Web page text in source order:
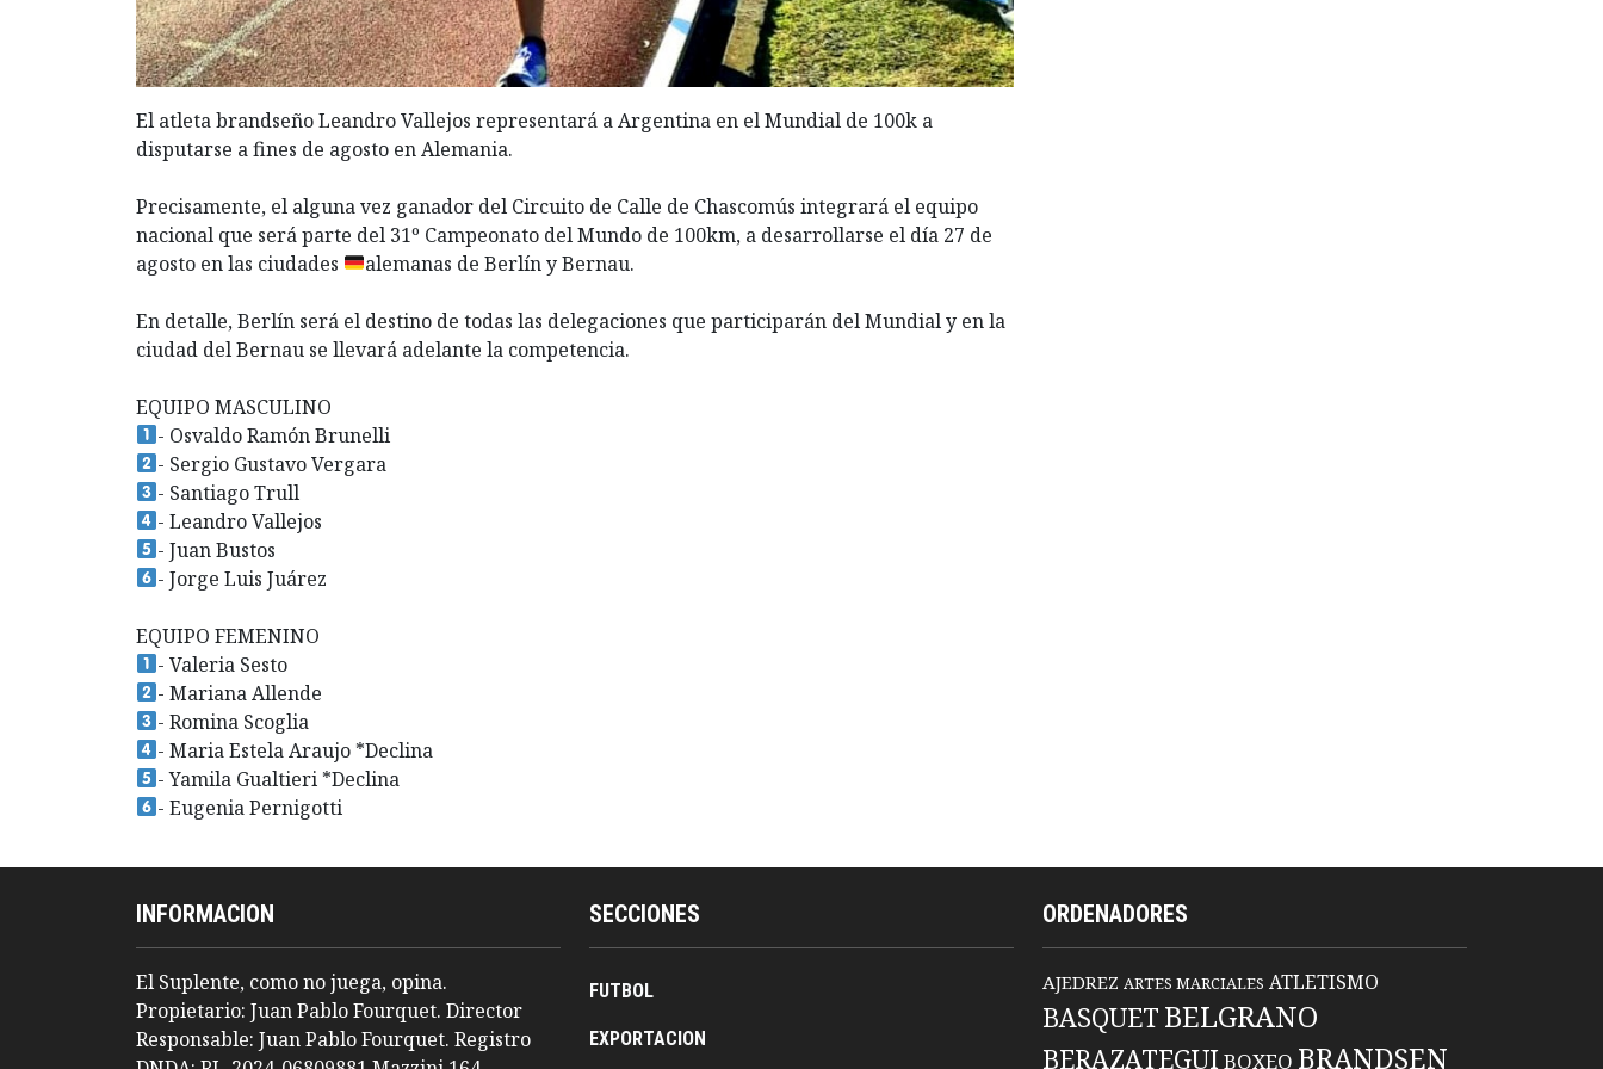
El atleta brandseño Leandro Vallejos representará a Argentina en el Mundial de 100k a
disputarse a fines de agosto en Alemania.
Precisamente, el alguna vez ganador del Circuito de Calle de Chascomús integrará el equipo
nacional que será parte del 31º Campeonato del Mundo de 100km, a desarrollarse el día 27 de
agosto en las ciudades
alemanas de Berlín y Bernau.
En detalle, Berlín será el destino de todas las delegaciones que participarán del Mundial y en la
ciudad del Bernau se llevará adelante la competencia.
EQUIPO MASCULINO
- Osvaldo Ramón Brunelli
- Sergio Gustavo Vergara
- Santiago Trull
- Leandro Vallejos
- Juan Bustos
- Jorge Luis Juárez
EQUIPO FEMENINO
- Valeria Sesto
- Mariana Allende
- Romina Scoglia
- Maria Estela Araujo *Declina
- Yamila Gualtieri *Declina
- Eugenia Pernigotti
INFORMACION
El Suplente, como no juega, opina.
Propietario: Juan Pablo Fourquet. Director
Responsable: Juan Pablo Fourquet. Registro
SECCIONES
FUTBOL
EXPORTACION
ORDENADORES
AJEDREZ ARTES MARCIALES ATLETISMO
BASQUET BELGRANO
BERAZATEGUIBOXEO BRANDSEN